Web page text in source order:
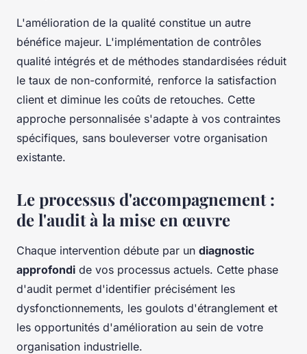
L'amélioration de la qualité constitue un autre
bénéfice majeur. L'implémentation de contrôles
qualité intégrés et de méthodes standardisées réduit
le taux de non-conformité, renforce la satisfaction
client et diminue les coûts de retouches. Cette
approche personnalisée s'adapte à vos contraintes
spécifiques, sans bouleverser votre organisation
existante.
Le processus d'accompagnement :
de l'audit à la mise en œuvre
Chaque intervention débute par un diagnostic
approfondi de vos processus actuels. Cette phase
d'audit permet d'identifier précisément les
dysfonctionnements, les goulots d'étranglement et
les opportunités d'amélioration au sein de votre
organisation industrielle.